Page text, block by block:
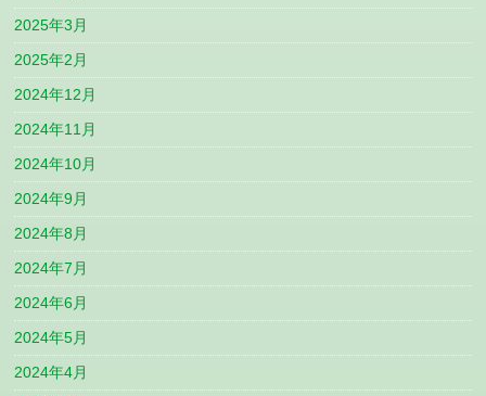
2025年3月
2025年2月
2024年12月
2024年11月
2024年10月
2024年9月
2024年8月
2024年7月
2024年6月
2024年5月
2024年4月